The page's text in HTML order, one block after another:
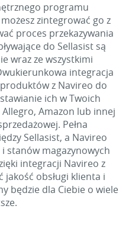
programu
zintegrować go z
proces przekazywania
do Sellasist są
wraz ze wszystkimi
integracja
z Navireo do
ich w Twoich
Amazon lub innej
Pełna
Sellasist, a Navireo
stanów magazynowych
integracji Navireo z
jakość obsługi klienta i
będzie dla Ciebie o wiele